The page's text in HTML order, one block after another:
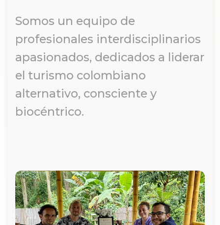
Somos un equipo de
profesionales interdisciplinarios
apasionados, dedicados a liderar
el turismo colombiano
alternativo, consciente y
biocéntrico.